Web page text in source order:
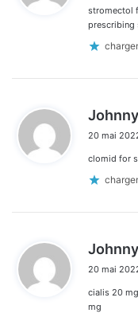
stromectol
prescribing
20 mai
clomid for
20 mai
cialis 20
mg